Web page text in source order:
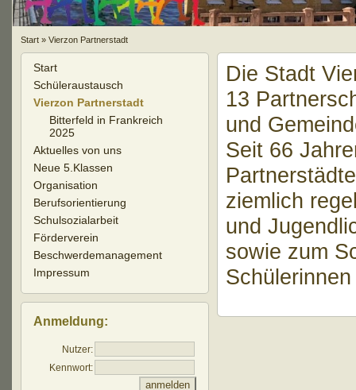
Start» Vierzon Partnerstadt
Start
Schüleraustausch
Vierzon Partnerstadt
Bitterfeld in Frankreich
2025
Aktuelles von uns
Neue 5.Klassen
Organisation
Berufsorientierung
Schulsozialarbeit
Förderverein
Beschwerdemanagement
Impressum
Anmeldung:
Nutzer:
Kennwort:
Die Stadt
13
und
Seit 66
ziemlich
und
sowie zum